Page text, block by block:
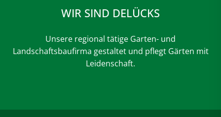
WIR SIND DELÜCKS
Unsere regional tätige Garten- und
Landschaftsbaufirma gestaltet und pflegt Gärten mit
Leidenschaft.